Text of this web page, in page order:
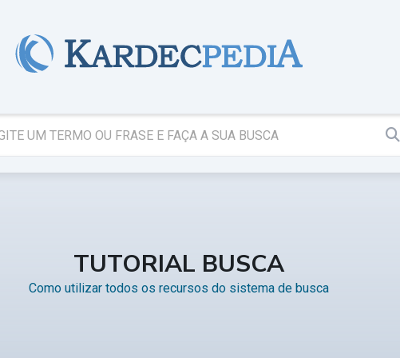
TUTORIAL BUSCA
Como utilizar todos os recursos do sistema de busca